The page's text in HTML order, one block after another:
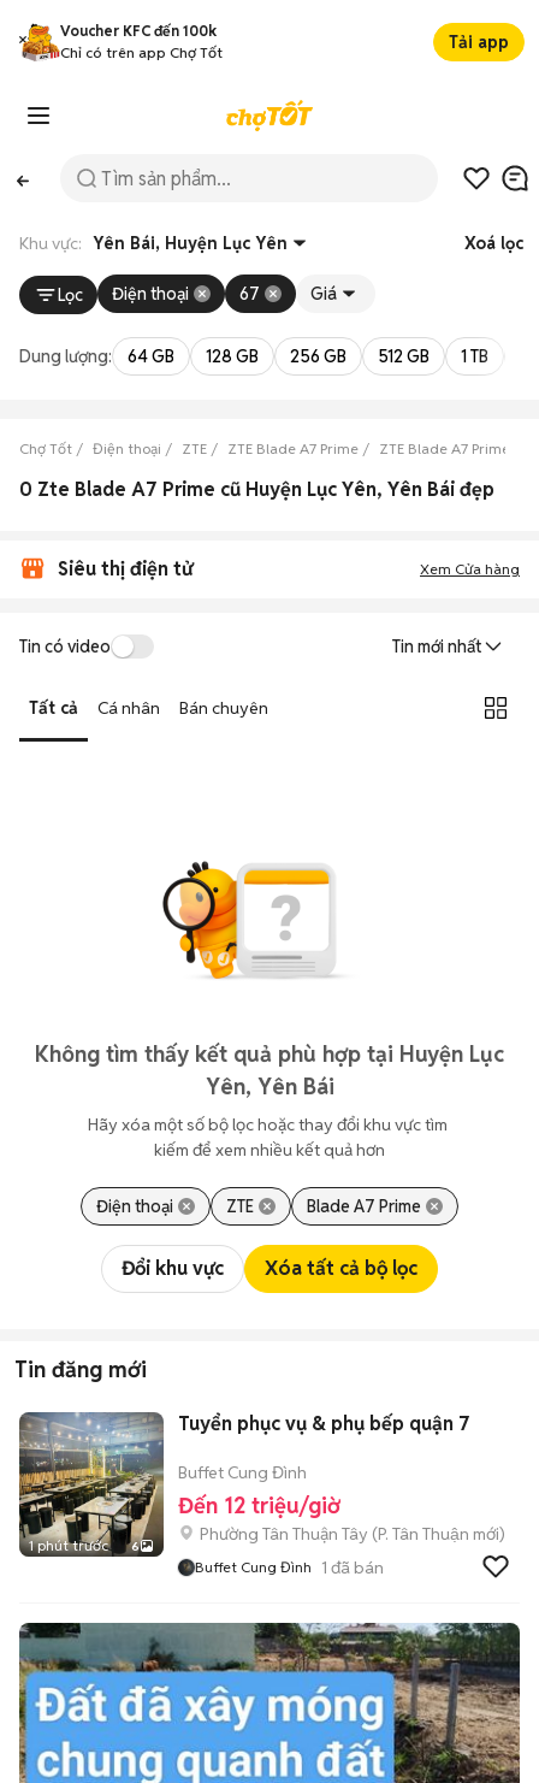
Voucher KFC đến 100k
Chỉ có trên app Chợ Tốt
Tải app
Khu vực: Yên Bái, Huyện Lục Yên Xoá lọc
Lọc Điện thoại 67 Giá
Dung lượng: 64 GB 128 GB 256 GB 512 GB 1 TB
Chợ Tốt Điện thoại ZTE ZTE Blade A7 Prime ZTE Blade A7 Prime
0 Zte Blade A7 Prime cũ Huyện Lục Yên, Yên Bái đẹp
Siêu thị điện tử Xem Cửa hàng
Tin có video Tin mới nhất
Tất cả Cá nhân Bán chuyên
Không tìm thấy kết quả phù hợp tại Huyện Lục
Yên, Yên Bái
Hãy xóa một số bộ lọc hoặc thay đổi khu vực tìm
kiếm để xem nhiều kết quả hơn
Điện thoại ZTE Blade A7 Prime
Đổi khu vực Xóa tất cả bộ lọc
Tin đăng mới
1 phút trước 6
Tuyển phục vụ & phụ bếp quận 7
Buffet Cung Đình
Đến 12 triệu/giờ
Phường Tân Thuận Tây (P. Tân Thuận mới)
Buffet Cung Đình 1 đã bán